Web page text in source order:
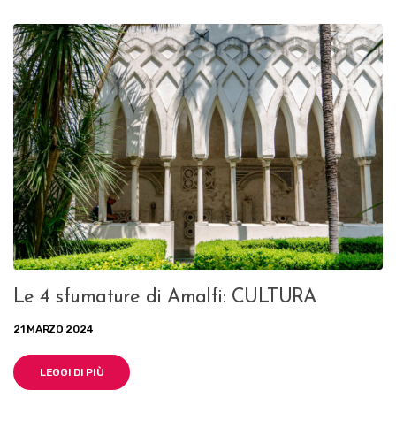
Le 4 sfumature di Amalfi: CULTURA
21 MARZO 2024
LEGGI DI PIÙ